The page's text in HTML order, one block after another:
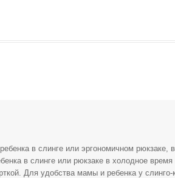
в слинге или эргономичном рюкзаке,
в слинге или рюкзаке в холодное
Для удобства мамы и ребенка у слинго-